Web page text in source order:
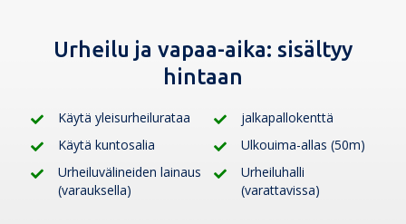
Urheilu ja vapaa-aika: sisältyy
hintaan
Käytä yleisurheilurataa
Käytä kuntosalia
Urheiluvälineiden lainaus
(varauksella)
jalkapallokenttä
Ulkouima-allas (50m)
Urheiluhalli
(varattavissa)